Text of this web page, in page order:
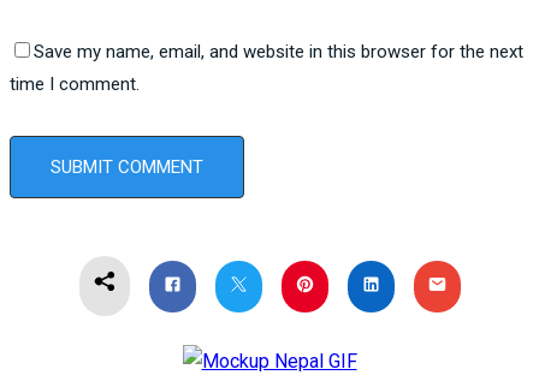
Save my name, email, and website in this browser for the next
time I comment.